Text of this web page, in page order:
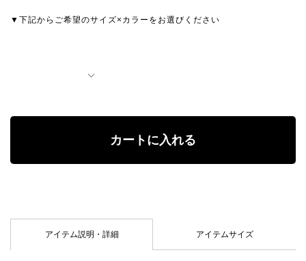
アイテム説明・詳細 アイテムサイズ